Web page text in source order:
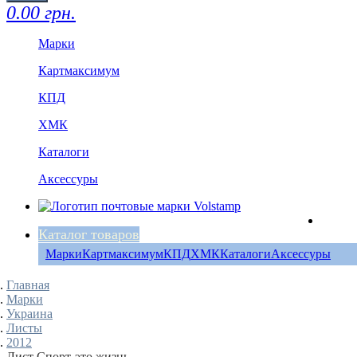
0.00 грн.
Марки
Картмаксимум
КПД
ХМК
Каталоги
Аксессуры
Каталог товаров
МаркиКартмаксимумКПДХМККаталогиАксессуры
Главная
Марки
Украина
Листы
2012